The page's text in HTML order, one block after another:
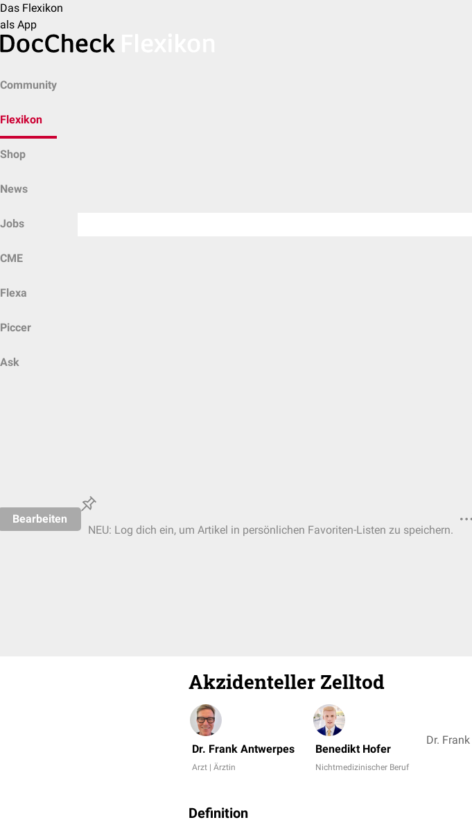
Das Flexikon
als App
Community
Flexikon
Shop
News
Jobs
CME
Flexa
Piccer
Ask
Bearbeiten
NEU: Log dich ein, um Artikel in persönlichen Favoriten-Listen zu speichern.
Akzidenteller Zelltod
Dr. Frank Antwerpes
Arzt | Ärztin
Benedikt Hofer
Nichtmedizinischer Beruf
Definition